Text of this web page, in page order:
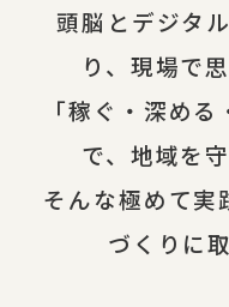
頭脳とデジタ
り、現場で
「稼ぐ・深め
で、地域を
そんな極めて実
づくりに